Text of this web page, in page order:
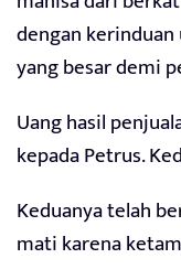
dengan
yang besar demi
Uang hasil
kepada Petrus.
Keduanya telah
mati karena